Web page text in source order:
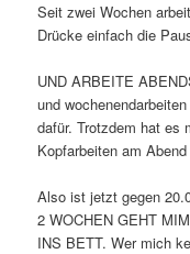
Seit zwei Wochen
Drücke einfach die
UND ARBEITE
und
dafür. Trotzdem hat es
Kopfarbeiten am
Also ist jetzt gegen
2 WOCHEN GEHT
INS BETT. Wer mich